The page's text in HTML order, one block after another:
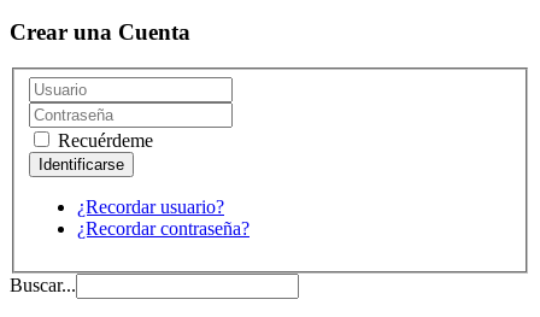
Crear una Cuenta
Recuérdeme
¿Recordar usuario?
¿Recordar contraseña?
Buscar...